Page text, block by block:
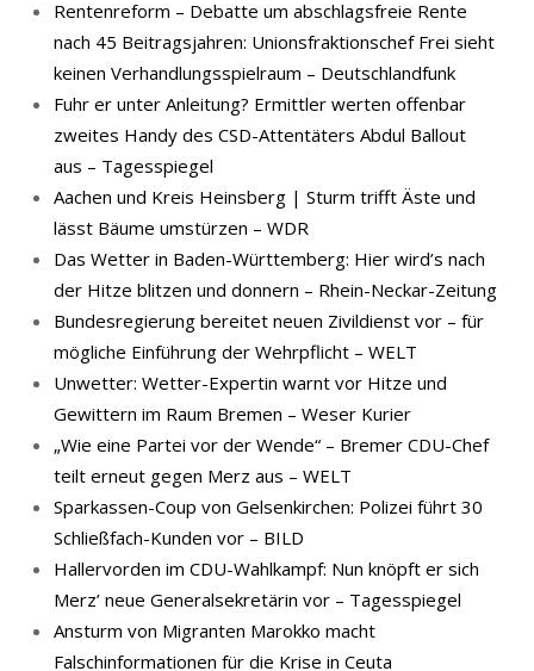
Rentenreform – Debatte um abschlagsfreie Rente
nach 45 Beitragsjahren: Unionsfraktionschef Frei sieht
keinen Verhandlungsspielraum – Deutschlandfunk
Fuhr er unter Anleitung? Ermittler werten offenbar
zweites Handy des CSD-Attentäters Abdul Ballout
aus – Tagesspiegel
Aachen und Kreis Heinsberg | Sturm trifft Äste und
lässt Bäume umstürzen – WDR
Das Wetter in Baden-Württemberg: Hier wird’s nach
der Hitze blitzen und donnern – Rhein-Neckar-Zeitung
Bundesregierung bereitet neuen Zivildienst vor – für
mögliche Einführung der Wehrpflicht – WELT
Unwetter: Wetter-Expertin warnt vor Hitze und
Gewittern im Raum Bremen – Weser Kurier
„Wie eine Partei vor der Wende“ – Bremer CDU-Chef
teilt erneut gegen Merz aus – WELT
Sparkassen-Coup von Gelsenkirchen: Polizei führt 30
Schließfach-Kunden vor – BILD
Hallervorden im CDU-Wahlkampf: Nun knöpft er sich
Merz’ neue Generalsekretärin vor – Tagesspiegel
Ansturm von Migranten Marokko macht
Falschinformationen für die Krise in Ceuta